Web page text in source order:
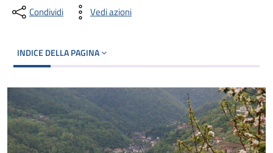
Condividi Vedi azioni
INDICE DELLA PAGINA